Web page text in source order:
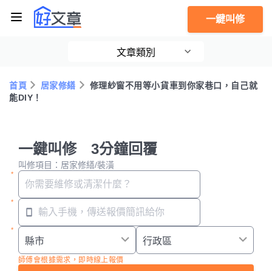
一鍵叫修
文章類別
首頁 居家修繕
修理紗窗不用等小貨車到你家巷口，自己就
能DIY！
一鍵叫修 3分鐘回覆
叫修項目：居家修繕/裝潢
師傅會根據需求，即時線上報價